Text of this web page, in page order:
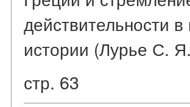
действительности
истории (Лурье С.
стр. 63